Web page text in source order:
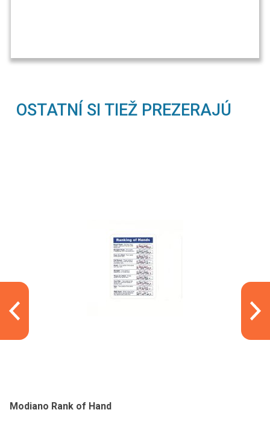
OSTATNÍ SI TIEŽ PREZERAJÚ
Modiano Rank of Hand